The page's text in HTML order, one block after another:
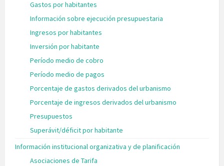
Gastos por habitantes
Información sobre ejecución presupuestaria
Ingresos por habitantes
Inversión por habitante
Período medio de cobro
Período medio de pagos
Porcentaje de gastos derivados del urbanismo
Porcentaje de ingresos derivados del urbanismo
Presupuestos
Superávit/déficit por habitante
Información institucional organizativa y de planificación
Asociaciones de Tarifa